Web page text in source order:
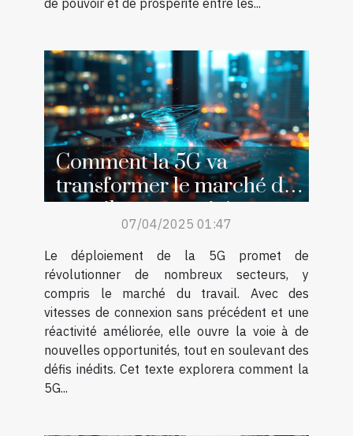
de pouvoir et de prospérité entre les...
Comment la 5G va
transformer le marché du
travail opportunités et
07/04/2025 01:47
Le déploiement de la 5G promet de
révolutionner de nombreux secteurs, y
compris le marché du travail. Avec des
vitesses de connexion sans précédent et une
réactivité améliorée, elle ouvre la voie à de
nouvelles opportunités, tout en soulevant des
défis inédits. Cet texte explorera comment la
5G...